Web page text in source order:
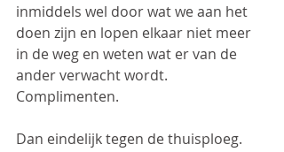
inmiddels wel door wat we aan het
doen zijn en lopen elkaar niet meer
in de weg en weten wat er van de
ander verwacht wordt.
Complimenten.
Dan eindelijk tegen de thuisploeg.